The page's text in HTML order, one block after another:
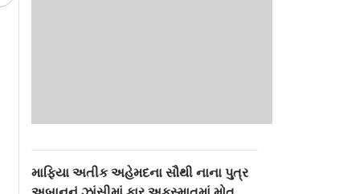
માફિયા અતીક અહેમદના સૌથી નાના પુત્ર